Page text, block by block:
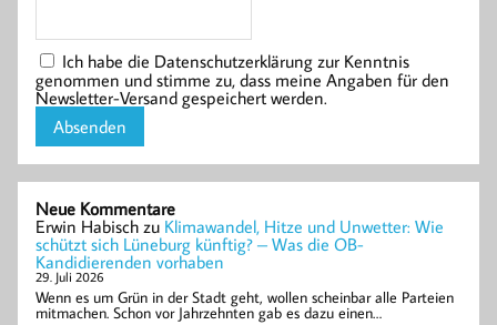
Ich habe die Datenschutzerklärung zur Kenntnis
genommen und stimme zu, dass meine Angaben für den
Newsletter-Versand gespeichert werden.
Neue Kommentare
Erwin Habisch zu Klimawandel, Hitze und Unwetter: Wie
schützt sich Lüneburg künftig? – Was die OB-
Kandidierenden vorhaben
29. Juli 2026
Wenn es um Grün in der Stadt geht, wollen scheinbar alle Parteien
mitmachen. Schon vor Jahrzehnten gab es dazu einen…